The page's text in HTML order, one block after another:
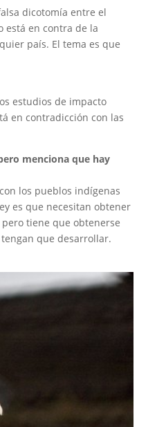
dicotomía entre el
está en contra de la
país. El tema es que
estudios de impacto
en contradicción con las
menciona que hay
los pueblos indígenas
es que necesitan obtener
tiene que obtenerse
que desarrollar.